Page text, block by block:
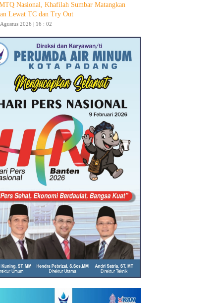
Nasional, Khafilah Sumbar Matangkan
Lewat TC dan Try Out
2026 | 16 : 02